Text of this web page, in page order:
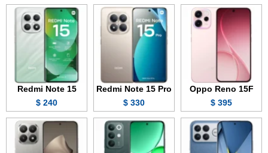
Oppo Reno 15F
395 $
Redmi Note 15 Pro
330 $
Redmi Note 15
240 $